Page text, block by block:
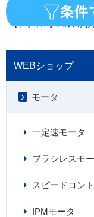
【エンコーダ】20bit
【ドライバ】パルス列
WEBショップ
モータ
一定速モータ
ブラシレスモ
スピードコン
IPMモータ